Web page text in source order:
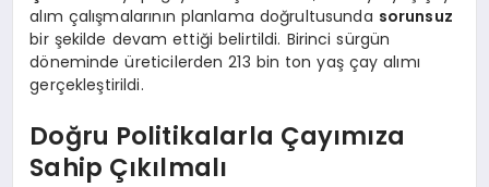
alım çalışmalarının planlama doğrultusunda sorunsuz
bir şekilde devam ettiği belirtildi. Birinci sürgün
döneminde üreticilerden 213 bin ton yaş çay alımı
gerçekleştirildi.
Doğru Politikalarla Çayımıza
Sahip Çıkılmalı